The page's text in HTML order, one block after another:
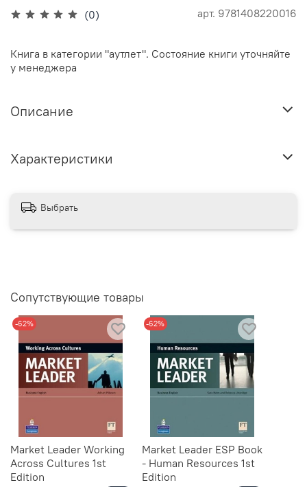
(0) арт. 9781408220016
Книга в категории "аутлет". Состояние книги уточняйте
у менеджера
Описание
Характеристики
Выбрать
Сопутствующие товары
-62%
Market Leader Working
Across Cultures 1st
Edition
-62%
Market Leader ESP Book
- Human Resources 1st
Edition